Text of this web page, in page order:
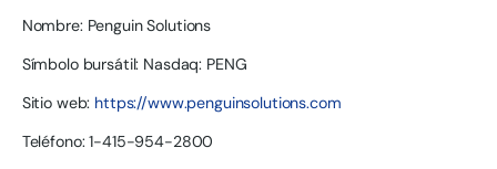
Nombre: Penguin Solutions
Símbolo bursátil: Nasdaq: PENG
Sitio web: https://www.penguinsolutions.com
Teléfono: 1-415-954-2800